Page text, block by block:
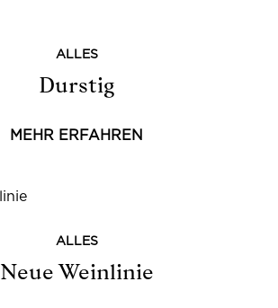
ALLES
Durstig
MEHR ERFAHREN
ALLES
Neue Weinlinie